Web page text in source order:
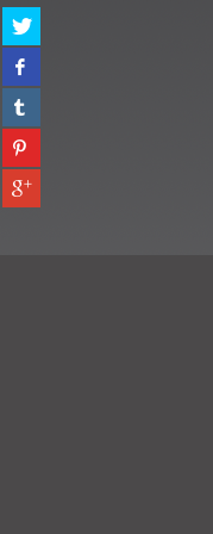
Partager
sur
twitter
(Nouvelle
fenêtre)
Partager
sur
facebook
(Nouvelle
fenêtre)
Partager
sur
tumblr
(Nouvelle
fenêtre)
Partager
sur
pinterest
(Nouvelle
Partager
sur